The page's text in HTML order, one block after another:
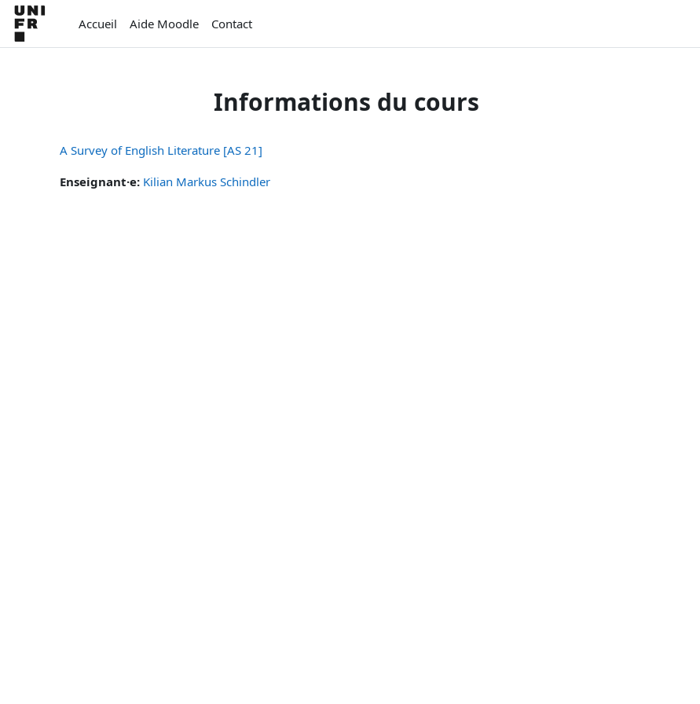
Passer au contenu principal
Accueil
Aide Moodle Contact
Informations du cours
A Survey of English Literature [AS 21]
Enseignant·e: Kilian Markus Schindler